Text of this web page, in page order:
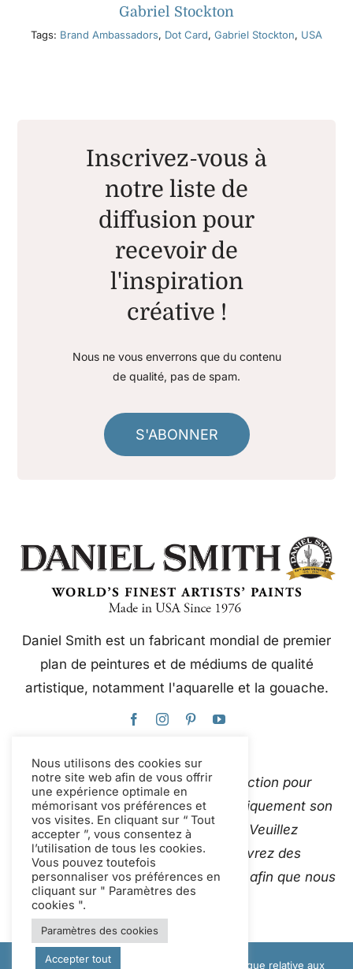
Gabriel Stockton
Tags: Brand Ambassadors, Dot Card, Gabriel Stockton, USA
Inscrivez-vous à
notre liste de
diffusion pour
recevoir de
l'inspiration
créative !
Nous ne vous enverrons que du contenu
de qualité, pas de spam.
S'ABONNER
Daniel Smith est un fabricant mondial de premier
plan de peintures et de médiums de qualité
artistique, notamment l'aquarelle et la gouache.
Ce site web utilise Google Traduction pour
traduire instantanément et automatiquement son
contenu en plusieurs langues. Veuillez
Contactez-noussi vous découvrez des
traductions automatiques inexactes afin que nous
puissions les corriger.
© Copyright 2012 - 2026 Daniel Smith | Politique relative aux
Nous utilisons des cookies sur
notre site web afin de vous offrir
une expérience optimale en
mémorisant vos préférences et
vos visites. En cliquant sur “ Tout
accepter ”, vous consentez à
l’utilisation de tous les cookies.
Vous pouvez toutefois
personnaliser vos préférences en
cliquant sur " Paramètres des
cookies ".
Paramètres des cookies
Accepter tout